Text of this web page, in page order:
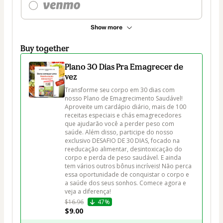
Show more
Buy together
Plano 30 Dias Pra Emagrecer de
vez
Transforme seu corpo em 30 dias com
nosso Plano de Emagrecimento Saudável!
Aproveite um cardápio diário, mais de 100
receitas especiais e chás emagrecedores
que ajudarão você a perder peso com
saúde. Além disso, participe do nosso
exclusivo DESAFIO DE 30 DIAS, focado na
reeducação alimentar, desintoxicação do
corpo e perda de peso saudável. E ainda
tem vários outros bônus incríveis! Não perca
essa oportunidade de conquistar o corpo e
a saúde dos seus sonhos. Comece agora e
veja a diferença!
$16.96
47%
$9.00